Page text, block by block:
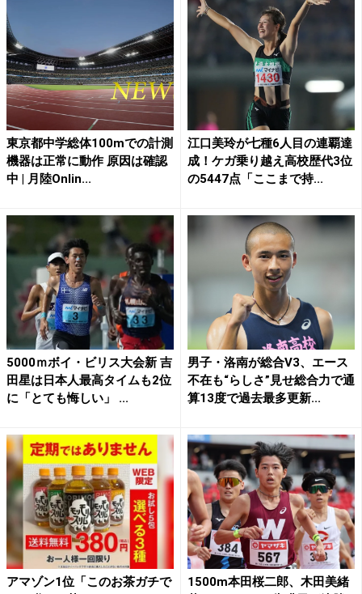
東京都中学総体100mでの計測
機器は正常に動作 原因は確認
中 | 月陸Onlin...
江口美玲が七種6人目の連覇達
成！ケガ乗り越え高校歴代3位
の5447点「ここまで持...
5000ｍボイ・ビリス大会新 吉
田星は日本人最高タイムも2位
に「とても悔しい」 ...
男子・洛南が総合V3、エース
不在も“らしさ”見せ総合力で通
算13度で過去最多更新...
アマゾン1位「このお茶ガチで
1500m本田桜二郎、木田美緒